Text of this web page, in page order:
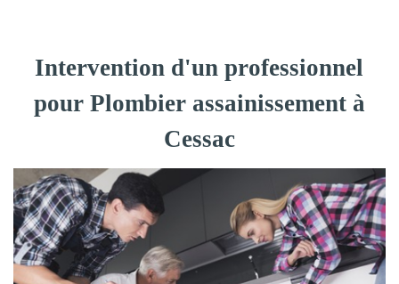
Intervention d'un professionnel
pour Plombier assainissement à
Cessac